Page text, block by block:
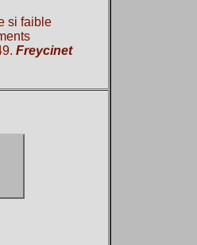
si faible
Freycinet